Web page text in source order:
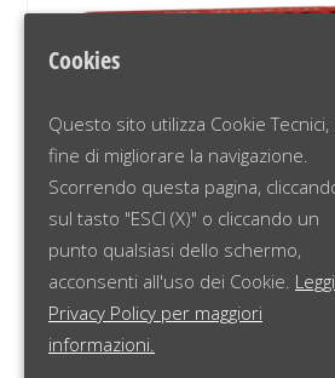
Cookies
Questo sito utilizza Cookie Tecnici,
fine di migliorare la navigazione.
Scorrendo questa pagina,
sul tasto "ESCI (X)" o cliccando un
punto qualsiasi dello schermo,
acconsenti all'uso dei Cookie.
Privacy Policy per maggiori
informazioni.